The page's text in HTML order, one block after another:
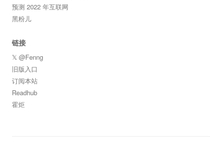
预测 2022 年互联网
黑粉儿
链接
𝕏 @Fenng
旧版入口
订阅本站
Readhub
霍炬